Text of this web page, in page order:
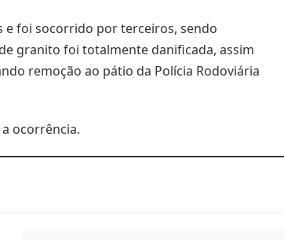
foi socorrido por terceiros, sendo
granito foi totalmente danificada, assim
remoção ao pátio da Polícia Rodoviária
ocorrência.